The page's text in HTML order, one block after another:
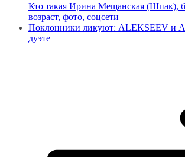
Кто такая Ирина Мещанская (Шпак),
возраст, фото, соцсети
Поклонники ликуют: ALEKSEEV и
дуэте